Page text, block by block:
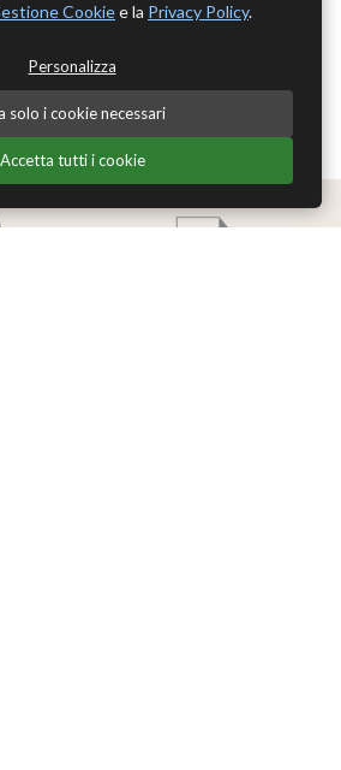
Cookiee la Privacy Policy.
Personalizza
solo i cookie necessari
Accetta tutti i cookie